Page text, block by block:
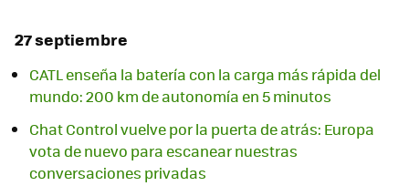
27 septiembre
CATL enseña la batería con la carga más rápida del
mundo: 200 km de autonomía en 5 minutos
Chat Control vuelve por la puerta de atrás: Europa
vota de nuevo para escanear nuestras
conversaciones privadas